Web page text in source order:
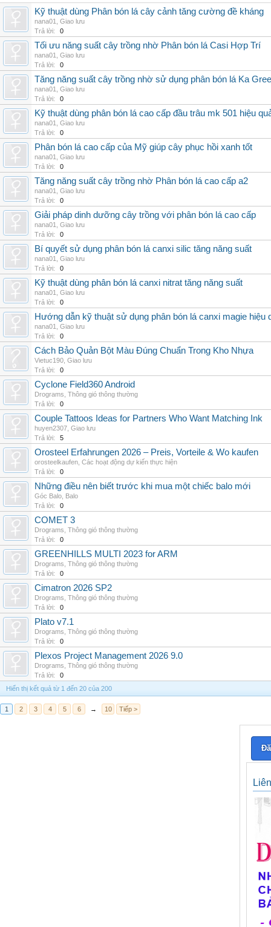
Kỹ thuật dùng Phân bón lá cây cảnh tăng cường đề kháng
nana01
Giao lưu
Trả lời:
0
Tối ưu năng suất cây trồng nhờ Phân bón lá Casi Hợp Trí
nana01
Giao lưu
Trả lời:
0
Tăng năng suất cây trồng nhờ sử dụng phân bón lá Ka
nana01
Giao lưu
Trả lời:
0
Kỹ thuật dùng phân bón lá cao cấp đầu trâu mk 501 hiệu
nana01
Giao lưu
Trả lời:
0
Phân bón lá cao cấp của Mỹ giúp cây phục hồi xanh tốt
nana01
Giao lưu
Trả lời:
0
Tăng năng suất cây trồng nhờ Phân bón lá cao cấp a2
nana01
Giao lưu
Trả lời:
0
Giải pháp dinh dưỡng cây trồng với phân bón lá cao cấp
nana01
Giao lưu
Trả lời:
0
Bí quyết sử dụng phân bón lá canxi silic tăng năng suất
nana01
Giao lưu
Trả lời:
0
Kỹ thuật dùng phân bón lá canxi nitrat tăng năng suất
nana01
Giao lưu
Trả lời:
0
Hướng dẫn kỹ thuật sử dụng phân bón lá canxi magie hiệu
nana01
Giao lưu
Trả lời:
0
Cách Bảo Quản Bột Màu Đúng Chuẩn Trong Kho Nhựa
Vietuc190 Giao lưu
Trả lời:
0
Cyclone Field360 Android
Drograms Thông gió thông thường
Trả lời:
0
Couple Tattoos Ideas for Partners Who Want Matching Ink
huyen2307 Giao lưu
Trả lời:
5
Orosteel Erfahrungen 2026 – Preis, Vorteile & Wo kaufen
orosteelkaufen Các hoạt động dự kiến thực hiện
Trả lời:
0
Những điều nên biết trước khi mua một chiếc balo mới
Góc Balo Balo
Trả lời:
0
COMET 3
Drograms Thông gió thông thường
Trả lời:
0
GREENHILLS MULTI 2023 for ARM
Drograms Thông gió thông thường
Trả lời:
0
Cimatron 2026 SP2
Drograms Thông gió thông thường
Trả lời:
0
Plato v7.1
Drograms Thông gió thông thường
Trả lời:
0
Plexos Project Management 2026 9.0
Drograms Thông gió thông thường
Trả lời:
0
Hiển thị kết quả từ 1 đến 20 của 200
1 2 3 4 5 6 → 10 Tiếp >